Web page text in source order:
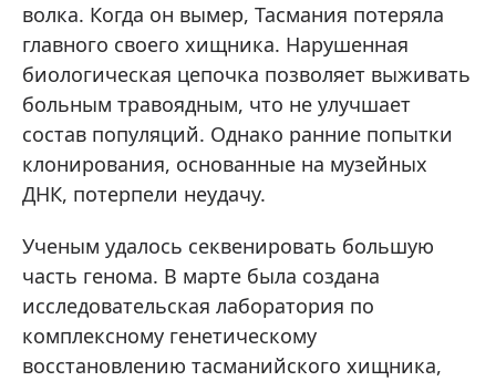
волка. Когда он вымер, Тасмания потеряла
главного своего хищника. Нарушенная
биологическая цепочка позволяет выживать
больным травоядным, что не улучшает
состав популяций. Однако ранние попытки
клонирования, основанные на музейных
ДНК, потерпели неудачу.
Ученым удалось секвенировать большую
часть генома. В марте была создана
исследовательская лаборатория по
комплексному генетическому
восстановлению тасманийского хищника,